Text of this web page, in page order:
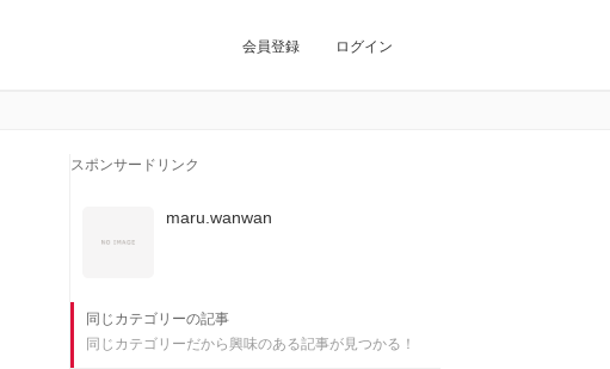
会員登録 ログイン
スポンサードリンク
maru.wanwan
同じカテゴリーの記事
同じカテゴリーだから興味のある記事が見つかる！